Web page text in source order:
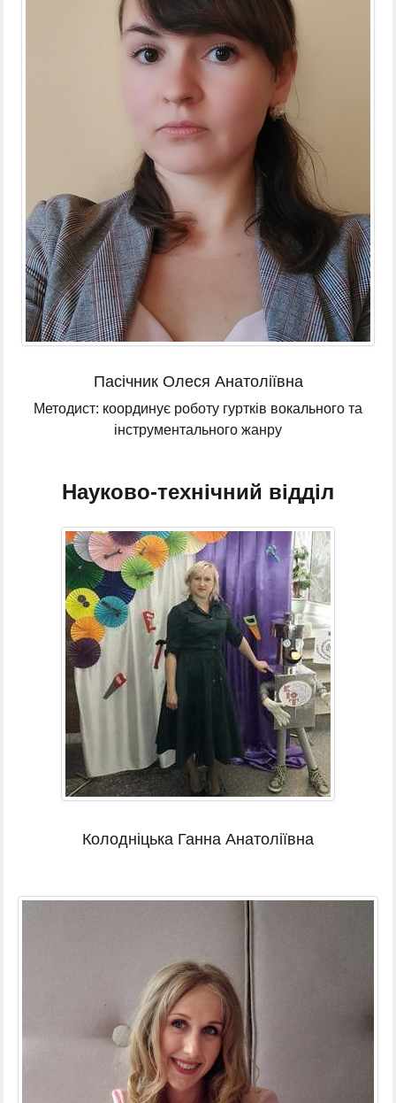
Пасічник Олеся Анатоліївна
Методист: координує роботу гуртків вокального та
інструментального жанру
Науково-технічний відділ
Колодніцька Ганна Анатоліївна